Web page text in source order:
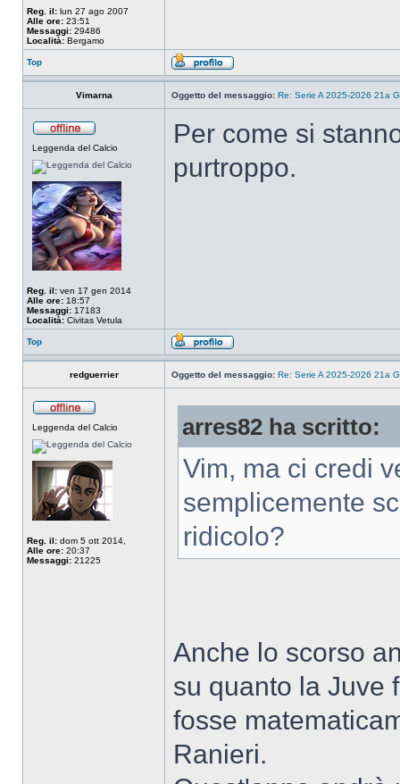
Reg. il: lun 27 ago 2007
Alle ore: 23:51
Messaggi: 29486
Località: Bergamo
Top
Vimarna Oggetto del messaggio: Re: Serie A 2025-2026 21a
Leggenda del Calcio
Reg. il: ven 17 gen 2014
Alle ore: 18:57
Messaggi: 17183
Località: Civitas Vetula
Per come si
purtroppo.
Top
redguerrier Oggetto del messaggio: Re: Serie A 2025-2026 21a
Leggenda del Calcio
Reg. il: dom 5 ott 2014,
Alle ore: 20:37
Messaggi: 21225
arres82 ha scritto:
Vim, ma ci credi
semplicemente
ridicolo?
Anche lo scorso
su quanto la Juve
fosse
Ranieri.